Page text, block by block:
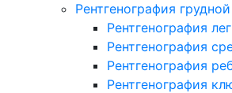
Рентгенография
Рентгенография
Рентгенография
Рентгенография
Рентгенография